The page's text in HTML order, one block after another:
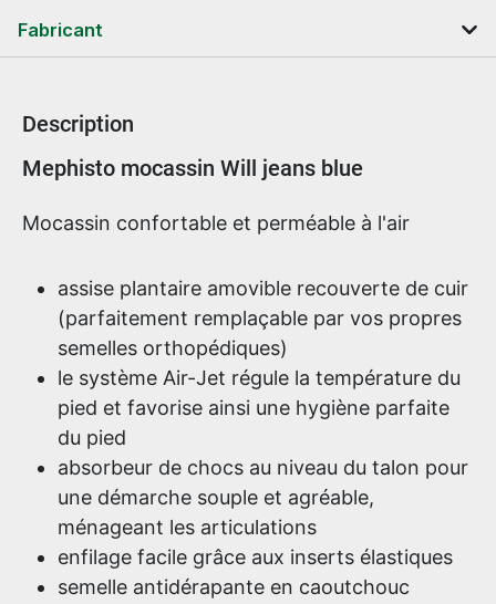
Fabricant
Description
Informations sur le produit
Mephisto mocassin Will jeans blue
Mocassin confortable et perméable à l'air
assise plantaire amovible recouverte de cuir
(parfaitement remplaçable par vos propres
semelles orthopédiques)
le système Air-Jet régule la température du
pied et favorise ainsi une hygiène parfaite
du pied
absorbeur de chocs au niveau du talon pour
une démarche souple et agréable,
ménageant les articulations
enfilage facile grâce aux inserts élastiques
semelle antidérapante en caoutchouc